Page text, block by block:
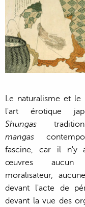
Le naturalisme et le
l'art érotique
Shungas
mangas
fascine, car il n'y
œuvres aucun
moralisateur,
devant l'acte de
devant la vue des